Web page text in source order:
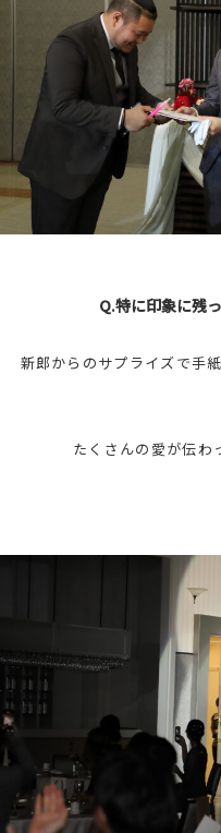
Q.特に印象に残
新郎からのサプライズで手
たくさんの愛が伝わ